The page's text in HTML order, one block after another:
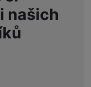
našich